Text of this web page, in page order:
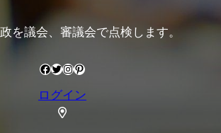
を議会、審議会で点検します。
Facebook Twitter InstagramPinterest
ログイン